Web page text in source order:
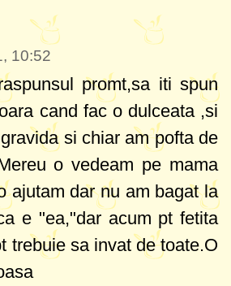
10:52
promt,sa iti spun
cand fac o dulceata ,si
si chiar am pofta de
o vedeam pe mama
ajutam dar nu am bagat la
e "ea,"dar acum pt fetita
trebuie sa invat de toate.O